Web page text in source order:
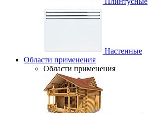
Настенные
Области применения
Области применения